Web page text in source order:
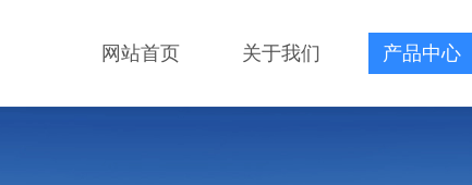
网站首页 关于我们 产品中心